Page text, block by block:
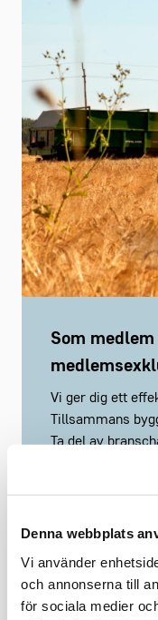
Denna webbplats
Vi använder
och annonserna till
för sociala medier
Som
Vi ger dig ett
Tillsammans
Ta del av